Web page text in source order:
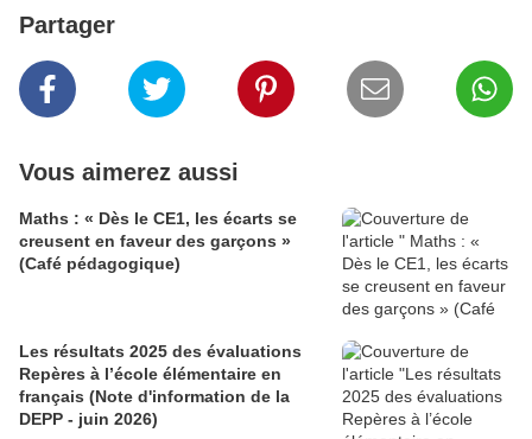
Partager
Vous aimerez aussi
Maths : « Dès le CE1, les écarts se
creusent en faveur des garçons »
(Café pédagogique)
Les résultats 2025 des évaluations
Repères à l’école élémentaire en
français (Note d'information de la
DEPP - juin 2026)